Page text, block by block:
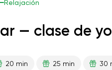
Relajación
— clase de
20 min 25 min 30